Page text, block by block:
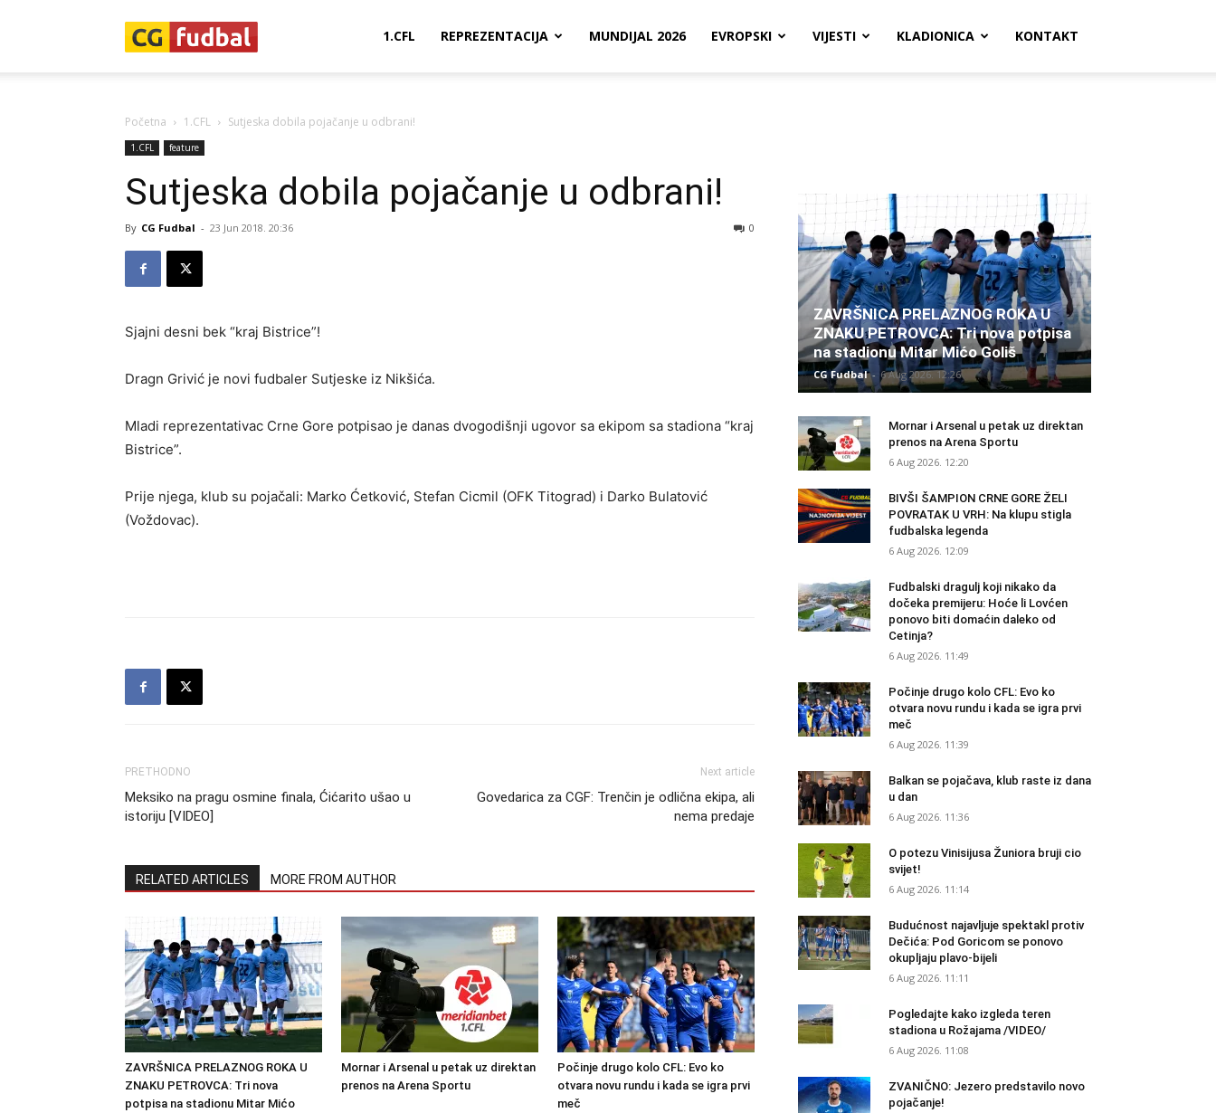
1.CFL REPREZENTACIJA MUNDIJAL 2026 EVROPSKI VIJESTI KLADIONICA KONTAKT
Početna 1.CFL Sutjeska dobila pojačanje u odbrani!
1.CFL feature
Sutjeska dobila pojačanje u odbrani!
By CG Fudbal - 23 Jun 2018. 20:36 0
Sjajni desni bek “kraj Bistrice”!
Dragn Grivić je novi fudbaler Sutjeske iz Nikšića.
Mladi reprezentativac Crne Gore potpisao je danas dvogodišnji ugovor sa ekipom sa stadiona “kraj
Bistrice”.
Prije njega, klub su pojačali: Marko Ćetković, Stefan Cicmil (OFK Titograd) i Darko Bulatović
(Voždovac).
PRETHODNO
Meksiko na pragu osmine finala, Ćićarito ušao u
istoriju [VIDEO]
Next article
Govedarica za CGF: Trenčin je odlična ekipa, ali
nema predaje
RELATED ARTICLES MORE FROM AUTHOR
ZAVRŠNICA PRELAZNOG ROKA U
ZNAKU PETROVCA: Tri nova
potpisa na stadionu Mitar Mićo
Mornar i Arsenal u petak uz direktan
prenos na Arena Sportu
Počinje drugo kolo CFL: Evo ko
otvara novu rundu i kada se igra prvi
meč
ZAVRŠNICA PRELAZNOG ROKA U
ZNAKU PETROVCA: Tri nova potpisa
na stadionu Mitar Mićo Goliš
CG Fudbal - 6 Aug 2026. 12:26
Mornar i Arsenal u petak uz direktan
prenos na Arena Sportu
6 Aug 2026. 12:20
BIVŠI ŠAMPION CRNE GORE ŽELI
POVRATAK U VRH: Na klupu stigla
fudbalska legenda
6 Aug 2026. 12:09
Fudbalski dragulj koji nikako da
dočeka premijeru: Hoće li Lovćen
ponovo biti domaćin daleko od
Cetinja?
6 Aug 2026. 11:49
Počinje drugo kolo CFL: Evo ko
otvara novu rundu i kada se igra prvi
meč
6 Aug 2026. 11:39
Balkan se pojačava, klub raste iz dana
u dan
6 Aug 2026. 11:36
O potezu Vinisijusa Žuniora bruji cio
svijet!
6 Aug 2026. 11:14
Budućnost najavljuje spektakl protiv
Dečića: Pod Goricom se ponovo
okupljaju plavo-bijeli
6 Aug 2026. 11:11
Pogledajte kako izgleda teren
stadiona u Rožajama /VIDEO/
6 Aug 2026. 11:08
ZVANIČNO: Jezero predstavilo novo
pojačanje!